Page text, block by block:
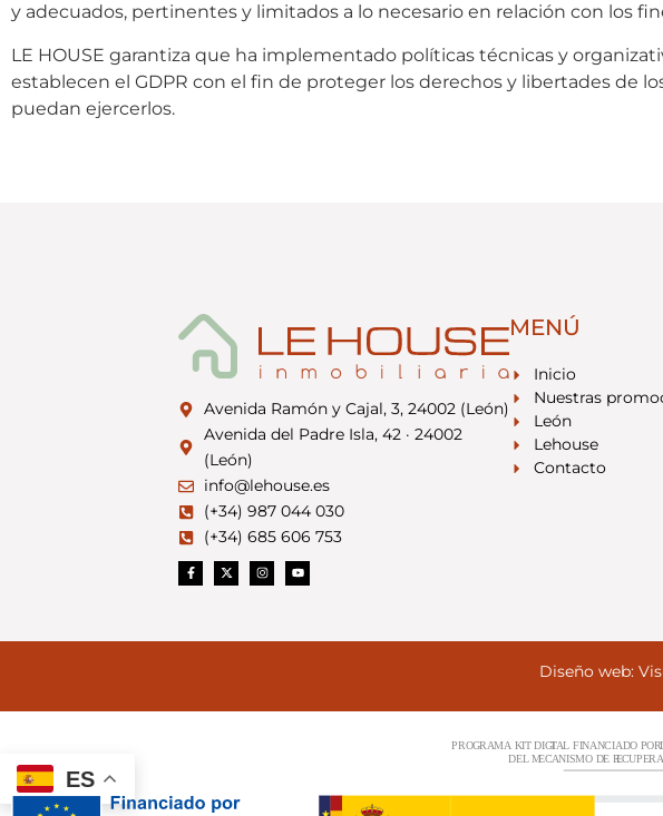
y adecuados, pertinentes y limitados a lo necesario en relación con los
LE HOUSE garantiza que ha implementado políticas técnicas y
establecen el GDPR con el fin de proteger los derechos y libertades de
puedan ejercerlos.
Avenida Ramón y Cajal, 3, 24002 (León)
Avenida del Padre Isla, 42 · 24002
(León)
info@lehouse.es
(+34) 987 044 030
(+34) 685 606 753
MENÚ
Inicio
Nuestras
León
Lehouse
Contacto
ES
Diseño web: